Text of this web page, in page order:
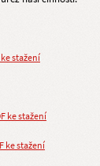
ke stažení
ke stažení
ke stažení